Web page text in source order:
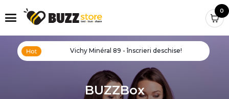
0
Vichy Minéral 89 - înscrieri deschise!
BUZZBox